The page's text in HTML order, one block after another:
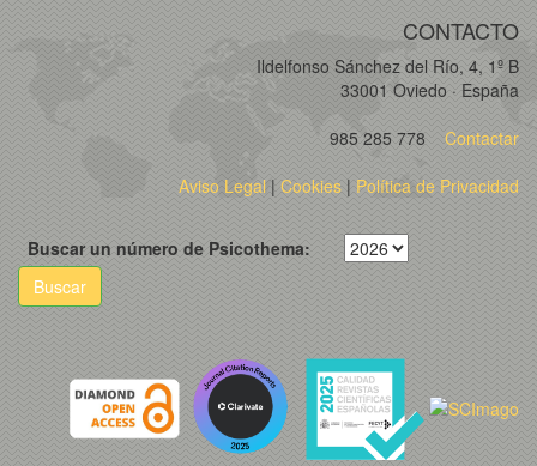
CONTACTO
Ildelfonso Sánchez del Río, 4, 1º B
33001 Oviedo · España
985 285 778
Contactar
Aviso Legal| Cookies | Política de Privacidad
Buscar un número de Psicothema:
Buscar